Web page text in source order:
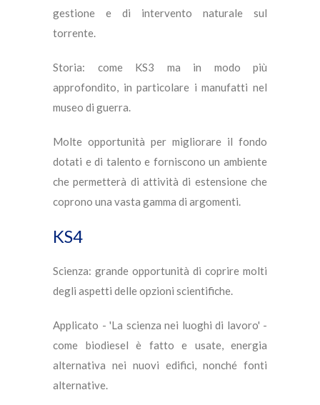
gestione e di intervento naturale sul
torrente.
Storia: come KS3 ma in modo più
approfondito, in particolare i manufatti nel
museo di guerra.
Molte opportunità per migliorare il fondo
dotati e di talento e forniscono un ambiente
che permetterà di attività di estensione che
coprono una vasta gamma di argomenti.
KS4
Scienza: grande opportunità di coprire molti
degli aspetti delle opzioni scientifiche.
Applicato - 'La scienza nei luoghi di lavoro' -
come biodiesel è fatto e usate, energia
alternativa nei nuovi edifici, nonché fonti
alternative.